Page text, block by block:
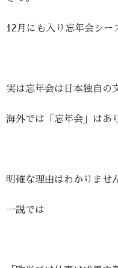
12月にも入り忘年会シー
実は忘年会は日本独自の
海外では「忘年会」はあ
明確な理由はわかりませ
一説では